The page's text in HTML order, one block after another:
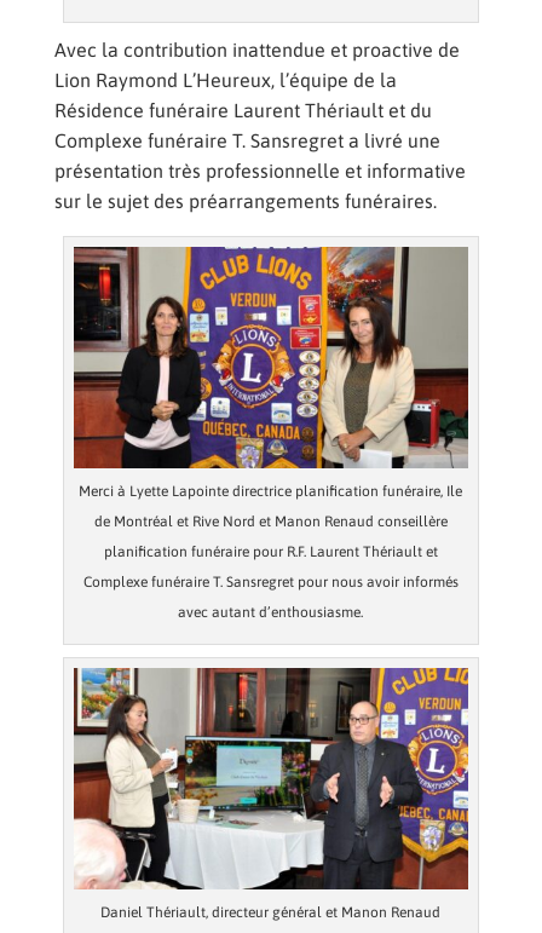
Avec la contribution inattendue et proactive de
Lion Raymond L’Heureux, l’équipe de la
Résidence funéraire Laurent Thériault et du
Complexe funéraire T. Sansregret a livré une
présentation très professionnelle et informative
sur le sujet des préarrangements funéraires.
Merci à Lyette Lapointe directrice planification funéraire, Ile
de Montréal et Rive Nord et Manon Renaud conseillère
planification funéraire pour R.F. Laurent Thériault et
Complexe funéraire T. Sansregret pour nous avoir informés
avec autant d’enthousiasme.
Daniel Thériault, directeur général et Manon Renaud